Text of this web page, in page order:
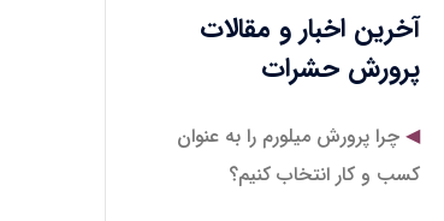
آخرین اخبار و مقالات
پرورش حشرات
چرا پرورش میلورم را به عنوان
کسب و کار انتخاب کنیم؟